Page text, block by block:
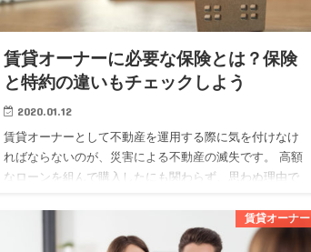
賃貸オーナーに必要な保険とは？保険
と特約の違いもチェックしよう
2020.01.12
賃貸オーナーとして不動産を運用する際に気を付けなけ
ればならないのが、災害による不動産の滅失です。 高額
なローンを組んで購入したにも関わらず、思わぬ理由で
賃貸オーナー